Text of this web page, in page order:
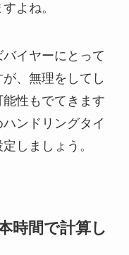
よね。
イヤーにとって
、無理をしてし
性もでてきます
ンドリングタイ
しましょう。
時間で計算し